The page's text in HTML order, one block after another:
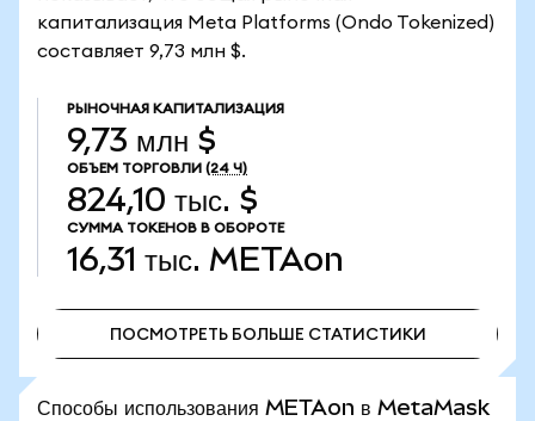
капитализация Meta Platforms (Ondo Tokenized)
составляет 9,73 млн $.
РЫНОЧНАЯ КАПИТАЛИЗАЦИЯ
9,73 млн $
ОБЪЕМ ТОРГОВЛИ (24 Ч)
824,10 тыс. $
СУММА ТОКЕНОВ В ОБОРОТЕ
16,31 тыс. METAon
ПОСМОТРЕТЬ БОЛЬШЕ СТАТИСТИКИ
Способы использования METAon в MetaMask